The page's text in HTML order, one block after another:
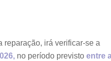
reparação, irá verificar-se a
no período previstoentre